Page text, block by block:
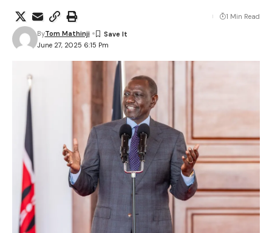
June 27, 2025 6:15 Pm
ByTom Mathinji
1 Min Read